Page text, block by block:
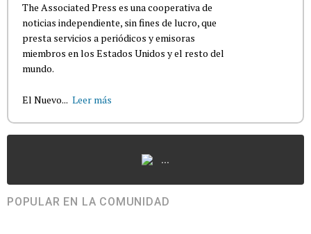
The Associated Press es una cooperativa de
noticias independiente, sin fines de lucro, que
presta servicios a periódicos y emisoras
miembros en los Estados Unidos y el resto del
mundo.
El Nuevo... Leer más
...
POPULAR EN LA COMUNIDAD